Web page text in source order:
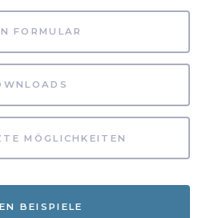
FORMULAR
MÖGLICHKEITEN
BEISPIELE